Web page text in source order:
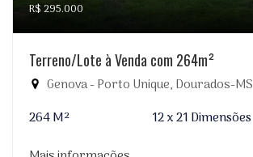
R$ 295.000
Terreno/Lote à Venda com 264m²
Genova - Porto Unique, Dourados-MS
264 M²
12 x 21 Dimensões